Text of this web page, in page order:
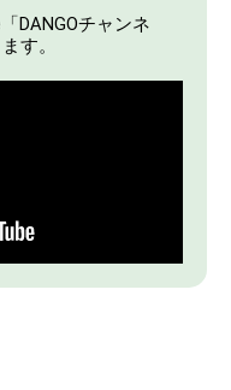
DANGOチャンネ
す。